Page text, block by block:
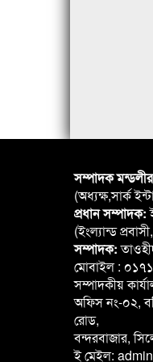
সম্পাদক
(অধ্যক্ষ,সার্ক
প্রধান সম্পাদক:
(ইংল্যান্ড
সম্পাদক:
মোবাইল :
সম্পাদকীয়
অফিস নং-০২,
রোড,
বন্দরবাজার,
ই মেইল: